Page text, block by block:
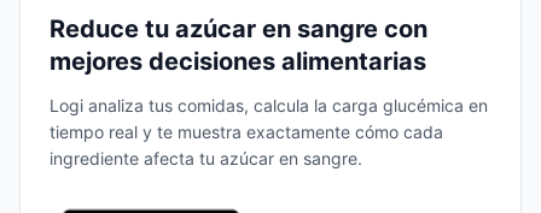
Reduce tu azúcar en sangre con
mejores decisiones alimentarias
Logi analiza tus comidas, calcula la carga glucémica en
tiempo real y te muestra exactamente cómo cada
ingrediente afecta tu azúcar en sangre.